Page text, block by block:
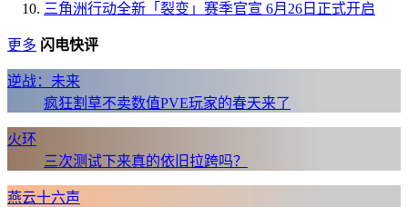
三角洲行动全新「裂变」赛季官宣 6月26日正式开启
更多 闪电快评
逆战：未来
疯狂割草不卖数值PVE玩家的春天来了
火环
三次测试下来真的依旧拉跨吗？
燕云十六声